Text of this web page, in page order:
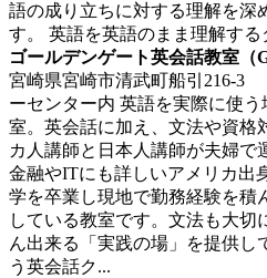
語の成り立ちに対する理解を深
す。 英語を英語のまま理解する
ゴールデンゲート英会話教室（
宮崎県宮崎市清武町船引216-
ーセンター内 英語を実際に使
室。英会話に加え、文法や資格
カ人講師と日本人講師が夫婦で
金融やITにも詳しいアメリカ出
学を卒業し現地で勤務経験を積
している教室です。文法も大切
ん出来る「実践の場」を提供し
う英会話ク...